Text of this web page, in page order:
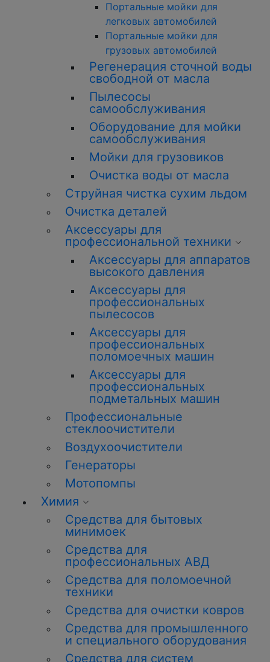
Портальные мойки для
легковых автомобилей
Портальные мойки для
грузовых автомобилей
Регенерация сточной воды
свободной от масла
Пылесосы
самообслуживания
Оборудование для мойки
самообслуживания
Мойки для грузовиков
Очистка воды от масла
Струйная чистка сухим льдом
Очистка деталей
Аксессуары для
профессиональной техники
Аксессуары для аппаратов
высокого давления
Аксессуары для
профессиональных
пылесосов
Аксессуары для
профессиональных
поломоечных машин
Аксессуары для
профессиональных
подметальных машин
Профессиональные
стеклоочистители
Воздухоочистители
Генераторы
Мотопомпы
Химия
Средства для бытовых
минимоек
Средства для
профессиональных АВД
Средства для поломоечной
техники
Средства для очистки ковров
Средства для промышленного
и специального оборудования
Средства для систем